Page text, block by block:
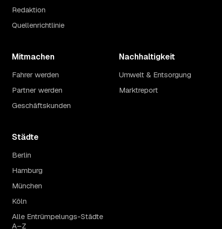
Redaktion
Quellenrichtlinie
Mitmachen
Fahrer werden
Partner werden
Geschäftskunden
Nachhaltigkeit
Umwelt & Entsorgung
Marktreport
Städte
Berlin
Hamburg
München
Köln
Alle Entrümpelungs-Städte
A–Z